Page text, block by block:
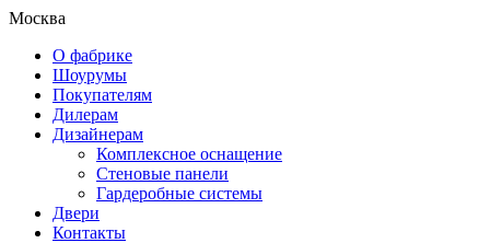
Москва
О фабрике
Шоурумы
Покупателям
Дилерам
Дизайнерам
Комплексное оснащение
Стеновые панели
Гардеробные системы
Двери
Контакты